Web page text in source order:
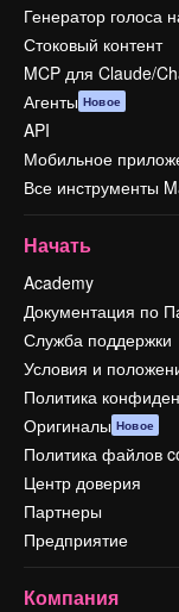
Генератор голоса
Стоковый контент
MCP для Claude/
Агенты Новое
API
Мобильное
Все инструменты
Начать
Academy
Документация по
Служба поддержки
Условия и
Политика
Оригиналы Новое
Политика файлов
Центр доверия
Партнеры
Предприятие
Компания